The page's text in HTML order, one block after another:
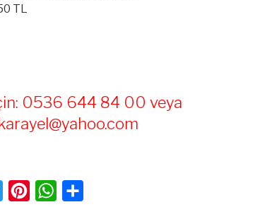
TL
0536 644 84 00 veya
W